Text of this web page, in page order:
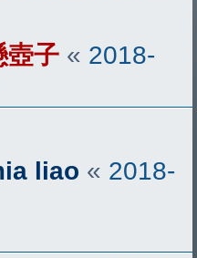
壺子 « 2018-
liao « 2018-